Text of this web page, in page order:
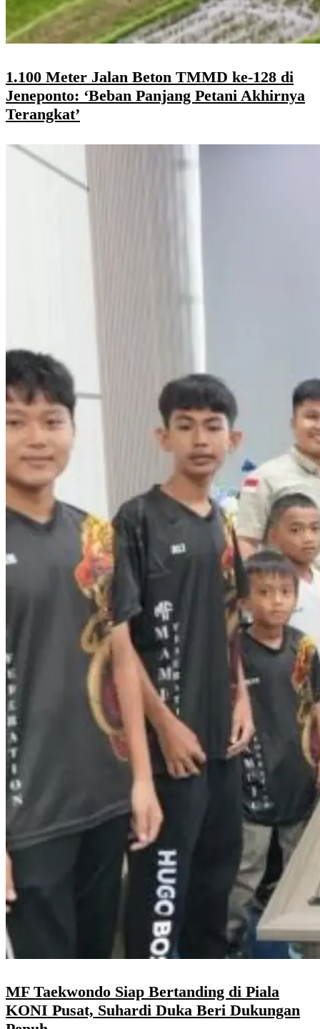
1.100 Meter Jalan Beton TMMD ke-128 di
Jeneponto: ‘Beban Panjang Petani Akhirnya
Terangkat’
MF Taekwondo Siap Bertanding di Piala
KONI Pusat, Suhardi Duka Beri Dukungan